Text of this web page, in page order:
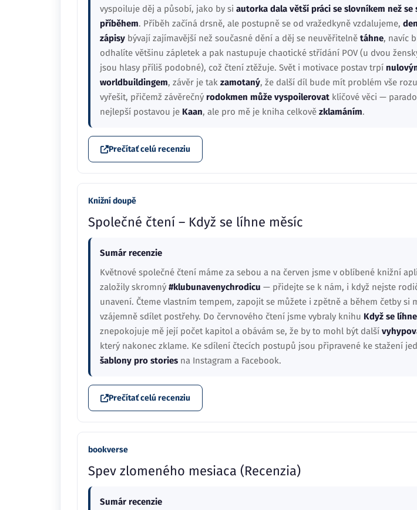
vyspoiluje děj a působí, jako by si autorka dala větší práci se slovníkem než se
příběhem. Příběh začíná drsně, ale postupně se od vražedkyně vzdalujeme,
zápisy bývají zajímavější než současné dění a děj se neuvěřitelně táhne, navíc
odhalíte většinu zápletek a pak nastupuje chaotické střídání POV (u dvou
jsou hlasy příliš podobné), což čtení ztěžuje. Svět i motivace postav trpí
worldbuildingem, závěr je tak zamotaný, že další díl bude mít problém vše
vyřešit, přičemž závěrečný rodokmen může vyspoilerovat klíčové věci —
nejlepší postavou je Kaan, ale pro mě je kniha celkově zklamáním.
Prečítať celú recenziu
Knižní doupě
Společné čtení – Když se líhne měsíc
Sumár recenzie
Květnové společné čtení máme za sebou a na červen jsme v oblíbené knižní
založily skromný #klubunavenychrodicu — přidejte se k nám, i když nejste
unavení. Čteme vlastním tempem, zapojit se můžete i zpětně a během četby si
vzájemně sdílet postřehy. Do červnového čtení jsme vybraly knihu Když se
znepokojuje mě její počet kapitol a obávám se, že by to mohl být další
který nakonec zklame. Ke sdílení čtecích postupů jsou připravené ke stažení
šablony pro stories na Instagram a Facebook.
Prečítať celú recenziu
bookverse
Spev zlomeného mesiaca (Recenzia)
Sumár recenzie